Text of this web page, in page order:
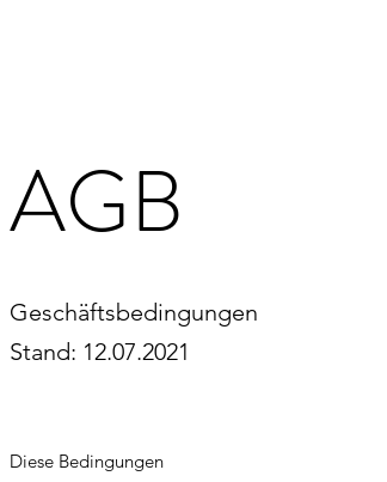
AGB
Geschäftsbedingungen
Stand: 12.07.2021
Diese Bedingungen